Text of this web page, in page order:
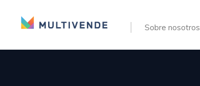
Sobre nosotros